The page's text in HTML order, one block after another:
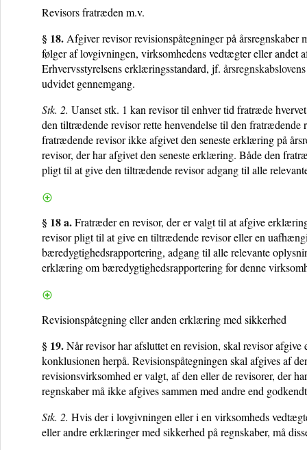
Revisors fratræden m.v.
§ 18. Afgiver revisor revisionspåtegninger på
følger af lovgivningen, virksomhedens vedtægter eller andet
Erhvervsstyrelsens erklæringsstandard, jf.
udvidet gennemgang.
Stk. 2. Uanset stk. 1 kan revisor til enhver tid fratræde
den tiltrædende revisor rette henvendelse til den
fratrædende revisor ikke afgivet den seneste erklæring på
revisor, der har afgivet den seneste erklæring. Både den
pligt til at give den tiltrædende revisor adgang til alle
§ 18 a.Fratræder en revisor, der er valgt til at afgive
revisor pligt til at give en tiltrædende revisor eller en
bæredygtighedsrapportering, adgang til alle relevante
erklæring om bæredygtighedsrapportering for denne
Revisionspåtegning eller anden erklæring med sikkerhed
§ 19.Når revisor har afsluttet en revision, skal revisor
konklusionen herpå. Revisionspåtegningen skal afgives af
revisionsvirksomhed er valgt, af den eller de revisorer, der
regnskaber må ikke afgives sammen med andre end
Stk. 2. Hvis der i lovgivningen eller i en virksomheds
eller andre erklæringer med sikkerhed på regnskaber, må